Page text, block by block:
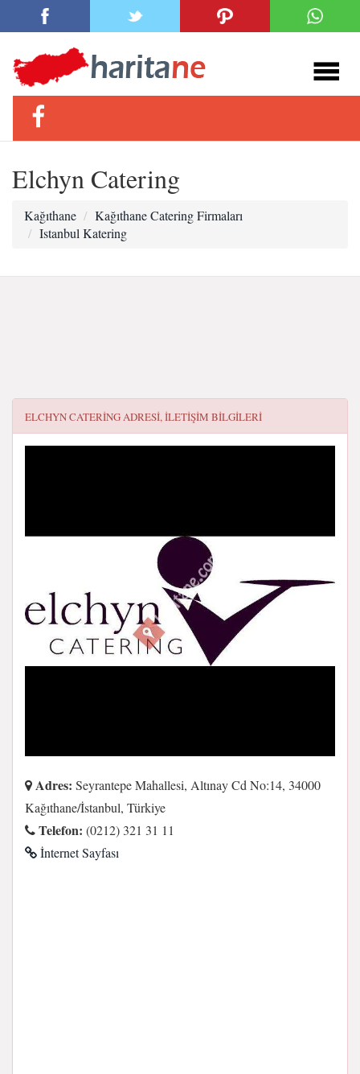
Elchyn Catering
Kağıthane
Kağıthane Catering Firmaları
Istanbul Katering
ELCHYN CATERINGADRESI, ILETIŞIM BILGILERI
Adres: Seyrantepe Mahallesi, Altınay Cd No:14, 34000
Kağıthane/İstanbul, Türkiye
Telefon: (0212) 321 31 11
İnternet Sayfası